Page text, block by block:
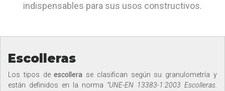
indispensables para sus usos constructivos.
Escolleras
Los tipos deescollera se clasifican según su granulometría y
están definidos en la norma “UNE-EN 13383-1:2003 Escolleras.